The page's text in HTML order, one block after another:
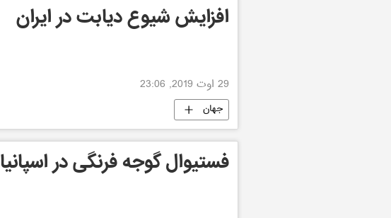
افزایش شیوع دیابت در ایران
29 اوت 2019, 23:06
جهان
فستیوال گوجه فرنگی در اسپانیا